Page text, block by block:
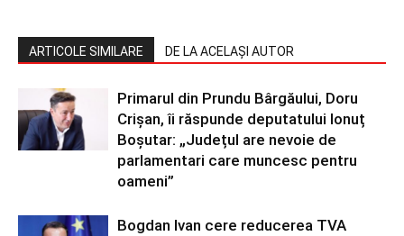
ARTICOLE SIMILARE DE LA ACELAȘI AUTOR
Primarul din Prundu Bârgăului, Doru
Crișan, îi răspunde deputatului Ionuț
Boșutar: „Județul are nevoie de
parlamentari care muncesc pentru
oameni”
Bogdan Ivan cere reducerea TVA